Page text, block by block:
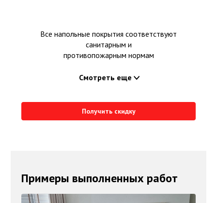
Все напольные покрытия соответствуют
санитарным и
противопожарным нормам
Смотреть еще
Получить скидку
Примеры выполненных работ